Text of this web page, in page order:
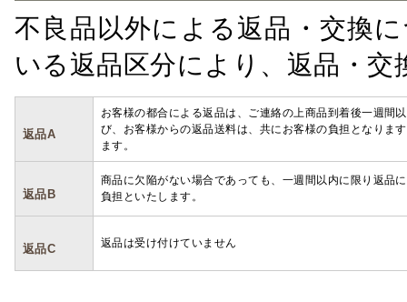
不良品以外による返品・交換
いる返品区分により、返品・
返品A
お客様の都合による返品は、ご連絡の上商品到着後一週間
び、お客様からの返品送料は、共にお客様の負担となりま
ます。
返品B
商品に欠陥がない場合であっても、一週間以内に限り返品
負担といたします。
返品C 返品は受け付けていません